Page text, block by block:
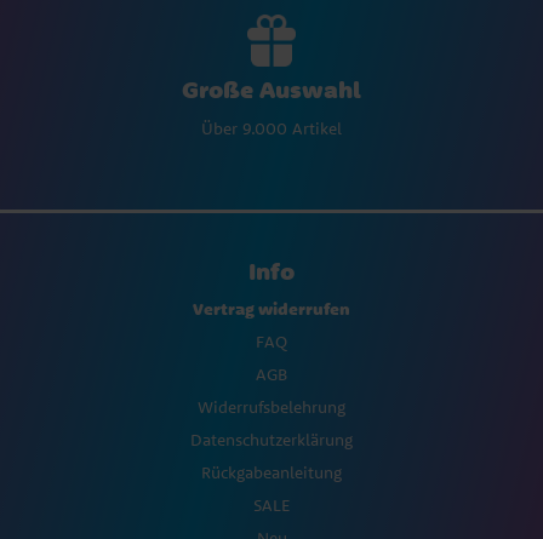
Große Auswahl
Über 9.000 Artikel
Info
Vertrag widerrufen
FAQ
AGB
Widerrufsbelehrung
Datenschutzerklärung
Rückgabeanleitung
SALE